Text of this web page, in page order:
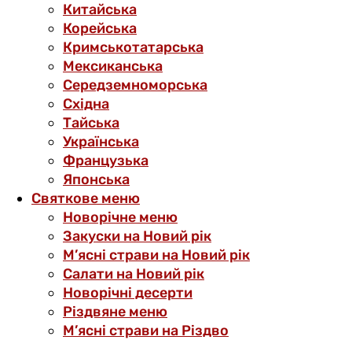
Китайська
Корейська
Кримськотатарська
Мексиканська
Середземноморська
Східна
Тайська
Українська
Французька
Японська
Святкове меню
Новорічне меню
Закуски на Новий рік
М’ясні страви на Новий рік
Салати на Новий рік
Новорічні десерти
Різдвяне меню
М’ясні страви на Різдво